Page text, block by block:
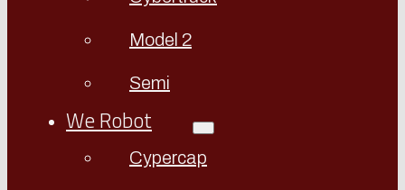
Model 2
Semi
We Robot
Cypercap